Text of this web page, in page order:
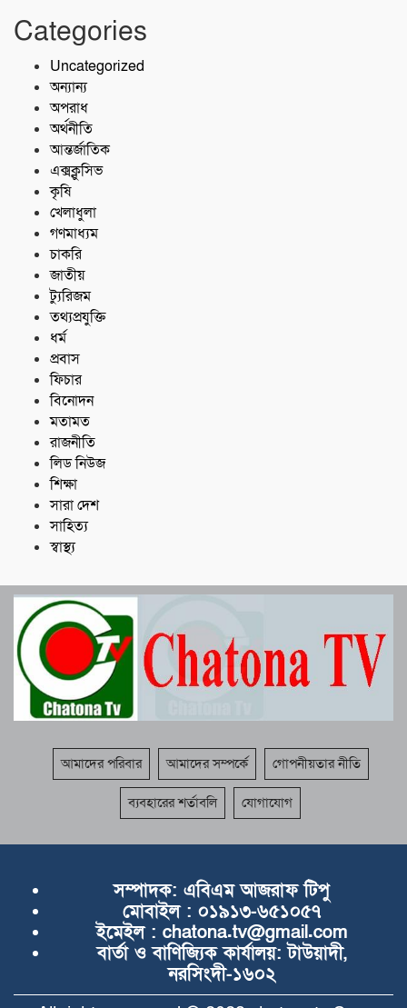
Categories
Uncategorized
অন্যান্য
অপরাধ
অর্থনীতি
আন্তর্জাতিক
এক্সক্লুসিভ
কৃষি
খেলাধুলা
গণমাধ্যম
চাকরি
জাতীয়
ট্যুরিজম
তথ্যপ্রযুক্তি
ধর্ম
প্রবাস
ফিচার
বিনোদন
মতামত
রাজনীতি
লিড নিউজ
শিক্ষা
সারা দেশ
সাহিত্য
স্বাস্থ্য
আমাদের পরিবার আমাদের সম্পর্কে গোপনীয়তার নীতি
ব্যবহারের শর্তাবলি যোগাযোগ
সম্পাদক: এবিএম আজরাফ টিপু
মোবাইল : ০১৯১৩-৬৫১০৫৭
ইমেইল : chatona.tv@gmail.com
বার্তা ও বাণিজ্যিক কার্যালয়:টাউয়াদী,
নরসিংদী-১৬০২